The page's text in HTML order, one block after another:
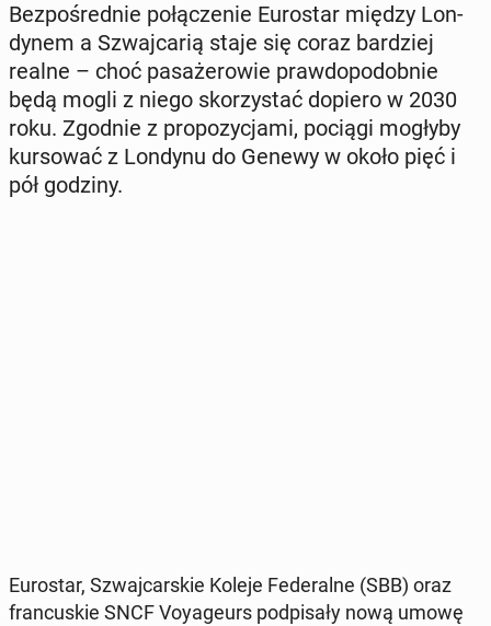
Bez­po­śred­nie po­łą­cze­nie Eu­ro­star między Lon­
dy­nem a Szwaj­ca­rią staje się coraz bar­dziej
realne – choć pa­sa­że­ro­wie praw­do­po­dob­nie
będą mogli z niego sko­rzy­stać dopiero w 2030
roku. Zgodnie z pro­po­zy­cja­mi, pociągi mogłyby
kur­so­wać z Londynu do Genewy w około pięć i
pół godziny.
Eu­ro­star, Szwaj­car­skie Koleje Fe­de­ral­ne (SBB) oraz
fran­cu­skie SNCF Voy­ageurs pod­pi­sa­ły nową umowę